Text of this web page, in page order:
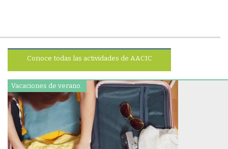
Conoce todas las actividades de AACIC
Vacaciones de verano.